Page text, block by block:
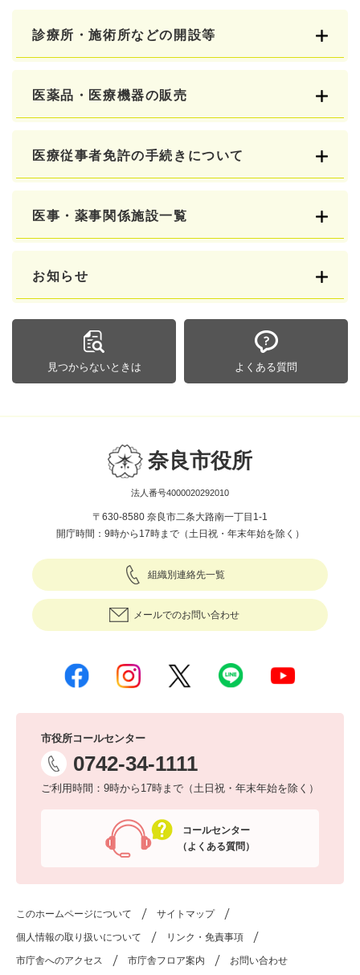
診療所・施術所などの開設等
医薬品・医療機器の販売
医療従事者免許の手続きについて
医事・薬事関係施設一覧
お知らせ
見つからないときは よくある質問
奈良市役所
法人番号4000020292010
〒630-8580 奈良市二条大路南一丁目1-1
開庁時間：9時から17時まで（土日祝・年末年始を除く）
組織別連絡先一覧
メールでのお問い合わせ
市役所コールセンター
0742-34-1111
ご利用時間：9時から17時まで（土日祝・年末年始を除く）
コールセンター
（よくある質問）
このホームページについて サイトマップ
個人情報の取り扱いについて リンク・免責事項
市庁舎へのアクセス 市庁舎フロア案内 お問い合わせ